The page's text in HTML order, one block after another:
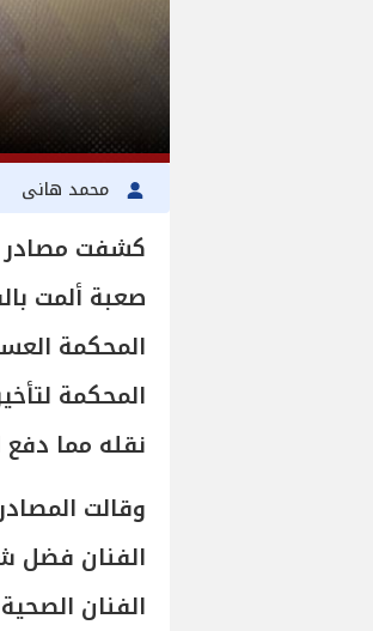
محمد هانى
كشفت مصادر
صعبة ألمت
المحكمة
نقله مما دفع
وقالت
الفنان